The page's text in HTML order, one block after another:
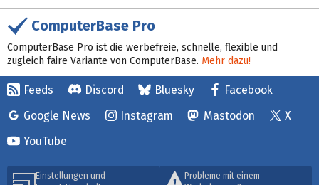
ComputerBase Pro
ComputerBase Pro ist die werbefreie, schnelle, flexible und
zugleich faire Variante von ComputerBase. Mehr dazu!
Feeds Discord Bluesky
Facebook
Google News
Instagram Mastodon
X
YouTube
Einstellungen und
Probleme mit einem